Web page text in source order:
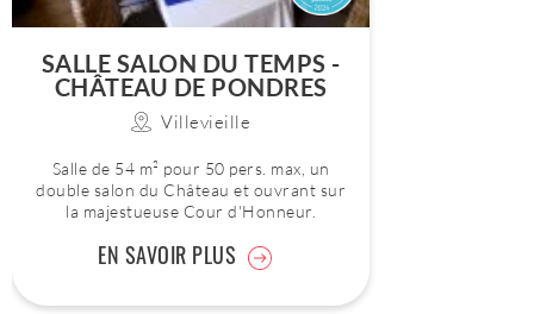
SALLE SALON DU TEMPS -
CHÂTEAU DE PONDRES
Villevieille
Salle de 54 m² pour 50 pers. max, un
double salon du Château et ouvrant sur
la majestueuse Cour d'Honneur.
EN SAVOIR PLUS